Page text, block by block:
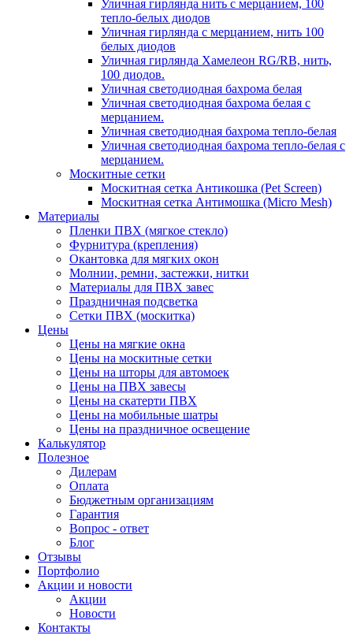
Уличная гирлянда нить с мерцанием, 100
тепло-белых диодов
Уличная гирлянда с мерцанием, нить 100
белых диодов
Уличная гирлянда Хамелеон RG/RB, нить,
100 диодов.
Уличная светодиодная бахрома белая
Уличная светодиодная бахрома белая с
мерцанием.
Уличная светодиодная бахрома тепло-белая
Уличная светодиодная бахрома тепло-белая с
мерцанием.
Москитные сетки
Москитная сетка Антикошка (Pet Screen)
Москитная сетка Антимошка (Micro Mesh)
Материалы
Пленки ПВХ (мягкое стекло)
Фурнитура (крепления)
Окантовка для мягких окон
Молнии, ремни, застежки, нитки
Материалы для ПВХ завес
Праздничная подсветка
Сетки ПВХ (москитка)
Цены
Цены на мягкие окна
Цены на москитные сетки
Цены на шторы для автомоек
Цены на ПВХ завесы
Цены на скатерти ПВХ
Цены на мобильные шатры
Цены на праздничное освещение
Калькулятор
Полезное
Дилерам
Оплата
Бюджетным организациям
Гарантия
Вопрос - ответ
Блог
Отзывы
Портфолио
Акции и новости
Акции
Новости
Контакты